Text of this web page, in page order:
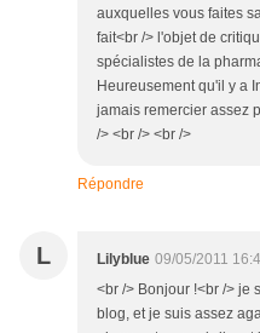
auxquelles vous faites
fait<br /> l'objet de
spécialistes de la
Heureusement qu'il y a
jamais remercier assez
/> <br /> <br />
Répondre
L Lilyblue 09/05/2011
<br /> Bonjour !<br /> je
blog, et je suis assez